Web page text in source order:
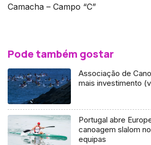
Camacha – Campo “C”
Pode também gostar
Associação de
mais investimento
Portugal abre
canoagem slalom
equipas